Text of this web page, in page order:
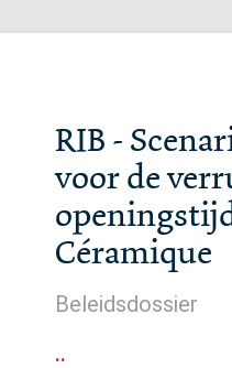
RIB -
voor de
Céramique
Beleidsdossier
..